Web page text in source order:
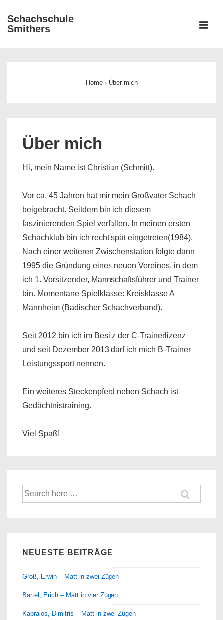
Zum
Inhalt
Schachschule
Smithers
Home › Über mich
Über mich
Hi, mein Name ist Christian (Schmitt).
Vor ca. 45 Jahren hat mir mein Großvater Schach
beigebracht. Seitdem bin ich diesem
faszinierenden Spiel verfallen. In meinen ersten
Schachklub bin ich recht spät eingetreten(1984).
Nach einer weiteren Zwischenstation folgte dann
1995 die Gründung eines neuen Vereines, in dem
ich 1. Vorsitzender, Mannschaftsführer und Trainer
bin. Momentane Spielklasse: Kreisklasse A
Mannheim (Badischer Schachverband).
Seit 2012 bin ich im Besitz der C-Trainerlizenz
und seit Dezember 2013 darf ich mich B-Trainer
Leistungssport nennen.
Ein weiteres Steckenpferd neben Schach ist
Gedächtnistraining.
Viel Spaß!
Suche
nach:
NEUESTE BEITRÄGE
Groß, Erwin – Matt in zwei Zügen
Bartel, Erich – Matt in vier Zügen
Kapralos, Dimitris – Matt in zwei Zügen